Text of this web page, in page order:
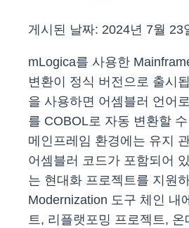
게시된 날짜: 2024년 7월 23
mLogica를 사용한
변환이 정식 버전으로 출시
을 사용하면 어셈블러 언어
를 COBOL로 자동 변환할
메인프레임 환경에는 유지
어셈블러 코드가 포함되어
는 현대화 프로젝트를 지원
Modernization 도구 체인 내
트, 리플랫포밍 프로젝트, 온